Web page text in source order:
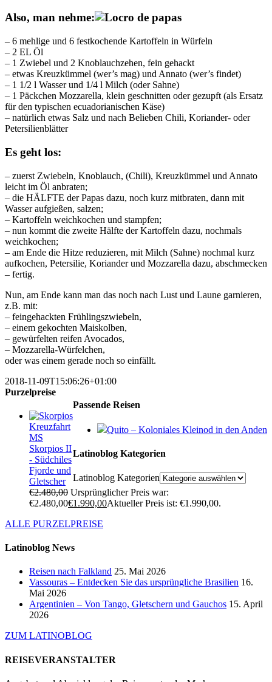
Also, man nehme:
– 6 mehlige und 6 festkochende Kartoffeln in Würfeln
– 2 EL Öl
– 1 Zwiebel und 2 Knoblauchzehen, fein gehackt
– etwas Kreuzkümmel (wer’s mag) und Annato (wer’s findet)
– 1 1/2 l Wasser und 1/4 l Milch (oder Sahne)
– 1 Päckchen Mozzarella, klein geschnitten oder gezupft (als Ersatz
für den typischen ecuadorianischen Käse)
– natürlich etwas Salz und nach Belieben Chili, Koriander- oder
Petersilienblätter
Es geht los:
– zuerst Zwiebeln, Knoblauch, (Chili), Kreuzkümmel und Annato
leicht im Öl anbraten;
– die HÄLFTE der Papas dazu, noch kurz mitbraten, dann mit
Wasser aufgießen, salzen;
– Kartoffeln weichkochen und stampfen;
– nun kommt die zweite Hälfte der Kartoffeln dazu, nochmals
weichkochen;
– am Ende die Hitze reduzieren, mit Milch (Sahne) nochmal kurz
aufkochen, Petersilie, Koriander und Mozzarella dazu, abschmecken
– fertig.
Nun, am Ende kann man das noch nach Lust und Laune garnieren,
z.B. mit:
– feingehackten Frühlingszwiebeln,
– einem gekochten Maiskolben,
– gewürfelten reifen Avocados,
– Mozzarella-Würfelchen,
oder was einem gerade noch so einfällt.
2018-11-09T15:06:26+01:00
Passende Reisen
Quito – Koloniales Kleinod in den Anden
Latinoblog Kategorien
Latinoblog Kategorien
Purzelpreise
Kreuzfahrt
MS
Skorpios II
- Südchiles
Fjorde und
Gletscher
€2.480,00 Ursprünglicher Preis war:
€2.480,00€1.990,00Aktueller Preis ist: €1.990,00.
ALLE PURZELPREISE
Latinoblog News
Reisen nach Falkland 25. Mai 2026
Vassouras – Entdecken Sie das ursprüngliche Brasilien 16.
Mai 2026
Argentinien – Von Tango, Gletschern und Gauchos 15. April
2026
ZUM LATINOBLOG
REISEVERANSTALTER